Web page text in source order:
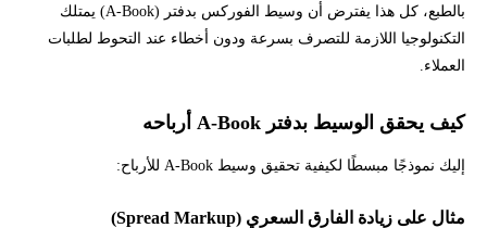
بالطبع، كل هذا يفترض أن وسيط الفوركس بدفتر (A-Book) يمتلك
التكنولوجيا اللازمة للتصرف بسرعة ودون أخطاء عند التحوط لطلبات
العملاء.
كيف يحقق الوسيط بدفتر A-Book أرباحه
إليك نموذجًا مبسطًا لكيفية تحقيق وسيط A-Book للأرباح:
مثال على زيادة الفارق السعري (Spread Markup)